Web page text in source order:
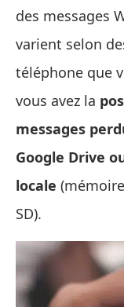
des messages
varient selon
téléphone que
vous avez la
messages
Google Drive
locale
SD).